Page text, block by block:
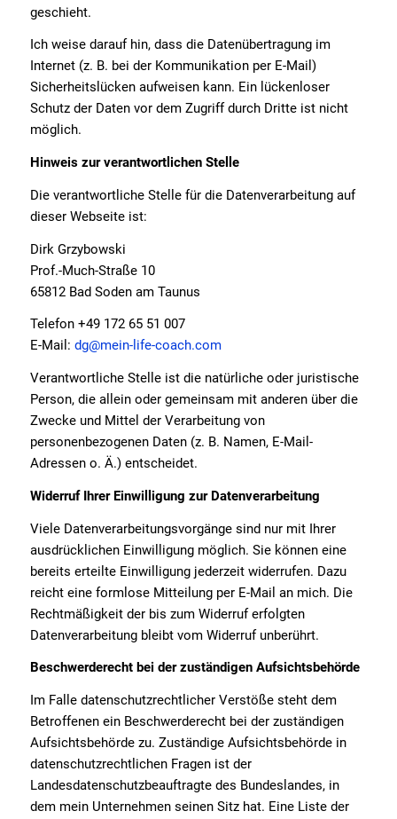
geschieht.
Ich weise darauf hin, dass die Datenübertragung im
Internet (z. B. bei der Kommunikation per E-Mail)
Sicherheitslücken aufweisen kann. Ein lückenloser
Schutz der Daten vor dem Zugriff durch Dritte ist nicht
möglich.
Hinweis zur verantwortlichen Stelle
Die verantwortliche Stelle für die Datenverarbeitung auf
dieser Webseite ist:
Dirk Grzybowski
Prof.-Much-Straße 10
65812 Bad Soden am Taunus
Telefon +49 172 65 51 007
E-Mail: dg@mein-life-coach.com
Verantwortliche Stelle ist die natürliche oder juristische
Person, die allein oder gemeinsam mit anderen über die
Zwecke und Mittel der Verarbeitung von
personenbezogenen Daten (z. B. Namen, E-Mail-
Adressen o. Ä.) entscheidet.
Widerruf Ihrer Einwilligung zur Datenverarbeitung
Viele Datenverarbeitungsvorgänge sind nur mit Ihrer
ausdrücklichen Einwilligung möglich. Sie können eine
bereits erteilte Einwilligung jederzeit widerrufen. Dazu
reicht eine formlose Mitteilung per E-Mail an mich. Die
Rechtmäßigkeit der bis zum Widerruf erfolgten
Datenverarbeitung bleibt vom Widerruf unberührt.
Beschwerderecht bei der zuständigen Aufsichtsbehörde
Im Falle datenschutzrechtlicher Verstöße steht dem
Betroffenen ein Beschwerderecht bei der zuständigen
Aufsichtsbehörde zu. Zuständige Aufsichtsbehörde in
datenschutzrechtlichen Fragen ist der
Landesdatenschutzbeauftragte des Bundeslandes, in
dem mein Unternehmen seinen Sitz hat. Eine Liste der